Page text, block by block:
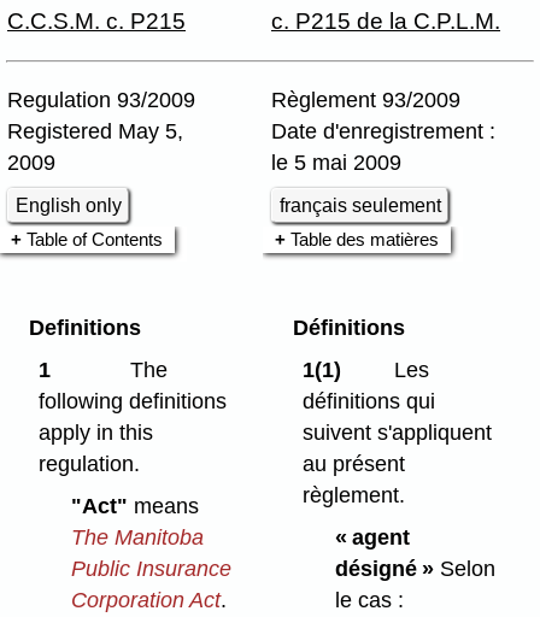
C.C.S.M. c. P215
c. P215 de la C.P.L.M.
Regulation 93/2009
Registered May 5,
2009
English only
Règlement 93/2009
Date d'enregistrement :
le 5 mai 2009
français seulement
Table of Contents
Table des matières
Definitions
1
The
following definitions
apply in this
regulation.
"Act" means
The Manitoba
Public Insurance
Corporation Act.
Définitions
1(1)
Les
définitions qui
suivent s'appliquent
au présent
règlement.
« agent
désigné »Selon
le cas :